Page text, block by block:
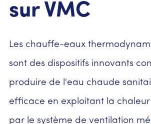
sur VMC
Les chauffe-eaux
sont des dispositifs innovants
produire de l'eau chaude
efficace en exploitant la
par le système de ventilation